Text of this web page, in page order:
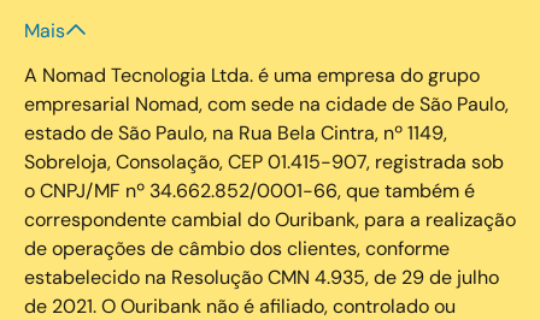
Mais
A Nomad Tecnologia Ltda. é uma empresa do grupo
empresarial Nomad, com sede na cidade de São Paulo,
estado de São Paulo, na Rua Bela Cintra, nº 1149,
Sobreloja, Consolação, CEP 01.415-907, registrada sob
o CNPJ/MF nº 34.662.852/0001-66, que também é
correspondente cambial do Ouribank, para a realização
de operações de câmbio dos clientes, conforme
estabelecido na Resolução CMN 4.935, de 29 de julho
de 2021. O Ouribank não é afiliado, controlado ou